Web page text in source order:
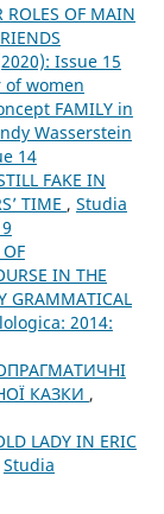
ROLES OF MAIN
Issue 15
of women
FAMILY in
Wasserstein
14
FAKE IN
TIME , Studia
IN THE
GRAMMATICAL
2014:
КАЗКИ ,
LADY IN ERIC
Studia